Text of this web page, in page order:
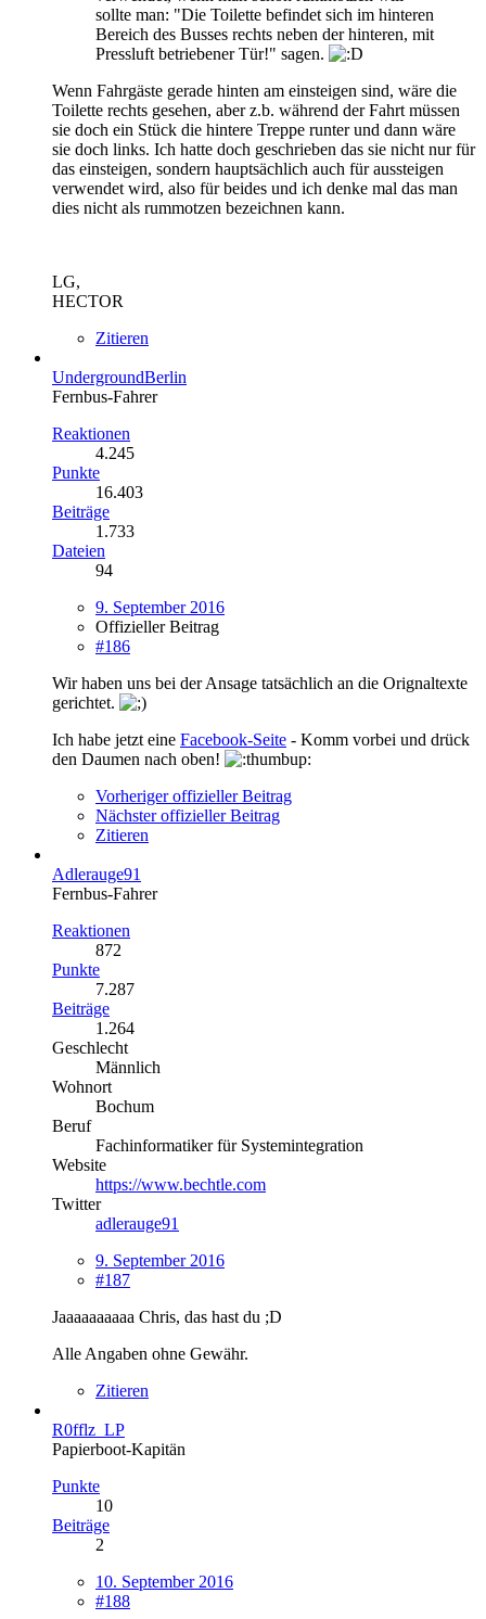
sollte man: "Die Toilette befindet sich im hinteren
Bereich des Busses rechts neben der hinteren, mit
Pressluft betriebener Tür!" sagen.
Wenn Fahrgäste gerade hinten am einsteigen sind, wäre die
Toilette rechts gesehen, aber z.b. während der Fahrt müssen
sie doch ein Stück die hintere Treppe runter und dann wäre
sie doch links. Ich hatte doch geschrieben das sie nicht nur für
das einsteigen, sondern hauptsächlich auch für aussteigen
verwendet wird, also für beides und ich denke mal das man
dies nicht als rummotzen bezeichnen kann.
LG,
HECTOR
Zitieren
UndergroundBerlin
Fernbus-Fahrer
Reaktionen
4.245
Punkte
16.403
Beiträge
1.733
Dateien
94
9. September 2016
Offizieller Beitrag
#186
Wir haben uns bei der Ansage tatsächlich an die Orignaltexte
gerichtet.
Ich habe jetzt eine Facebook-Seite - Komm vorbei und drück
den Daumen nach oben!
Vorheriger offizieller Beitrag
Nächster offizieller Beitrag
Zitieren
Adlerauge91
Fernbus-Fahrer
Reaktionen
872
Punkte
7.287
Beiträge
1.264
Geschlecht
Männlich
Wohnort
Bochum
Beruf
Fachinformatiker für Systemintegration
Website
https://www.bechtle.com
Twitter
adlerauge91
9. September 2016
#187
Jaaaaaaaaaa Chris, das hast du ;D
Alle Angaben ohne Gewähr.
Zitieren
R0fflz_LP
Papierboot-Kapitän
Punkte
10
Beiträge
2
10. September 2016
#188